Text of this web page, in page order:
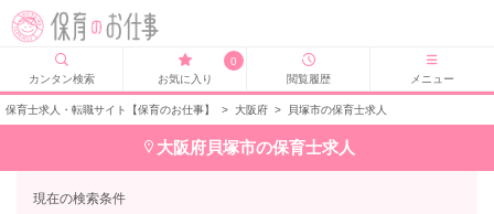
カンタン検索
0
お気に入り
閲覧履歴 メニュー
保育士求人・転職サイト【保育のお仕事】 > 大阪府 > 貝塚市の保育士求人
大阪府貝塚市の保育士求人
現在の検索条件